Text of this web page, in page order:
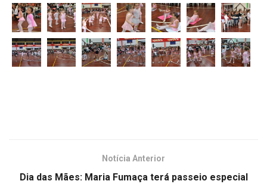
Notícia Anterior
Dia das Mães: Maria Fumaça terá passeio especial